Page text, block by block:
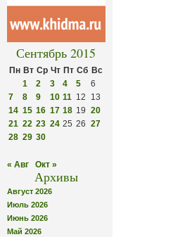
Сентябрь 2015
Пн Вт Ср Чт Пт Сб Вс
1
2 3 4 5
6
7
8 9 10 11 12
13
14 15 16 17 18 19 20
21 22 23 24 25 26 27
28 29 30
« Авг Окт »
Архивы
Август 2026
Июль 2026
Июнь 2026
Май 2026